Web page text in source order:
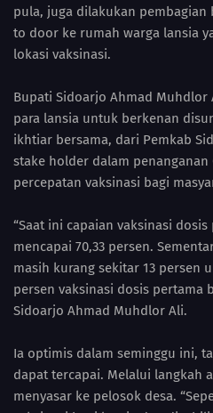
pula, juga dilakukan pembagian
to door ke rumah warga lansia
lokasi vaksinasi.
Bupati Sidoarjo Ahmad Muhdlor
para lansia untuk berkenan
ikhtiar bersama, dari Pemkab
stake holder dalam penanganan
percepatan vaksinasi bagi
“Saat ini capaian vaksinasi
mencapai 70,33 persen.
masih kurang sekitar 13 persen
persen vaksinasi dosis pertama
Sidoarjo Ahmad Muhdlor Ali.
Ia optimis dalam seminggu ini,
dapat tercapai. Melalui langkah
menyasar ke pelosok desa.